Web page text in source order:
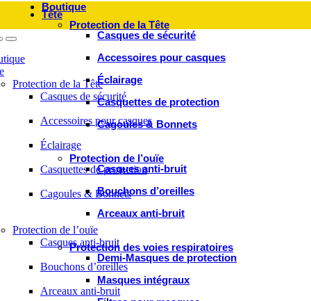
Boutique
Tête
Protection de la Tête
Casques de sécurité
Accessoires pour casques
Éclairage
Casquettes de protection
Cagoules & Bonnets
Protection de l’ouïe
Casques anti-bruit
Bouchons d’oreilles
Arceaux anti-bruit
Protection des voies respiratoires
Demi-Masques de protection
Masques intégraux
Protection de la Tête
Casques de sécurité
Accessoires pour casques
Éclairage
Casquettes de protection
Cagoules & Bonnets
Protection de l’ouïe
Casques anti-bruit
Bouchons d’oreilles
Arceaux anti-bruit